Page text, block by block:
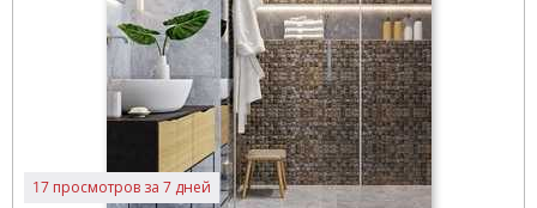
17 просмотров за 7 дней